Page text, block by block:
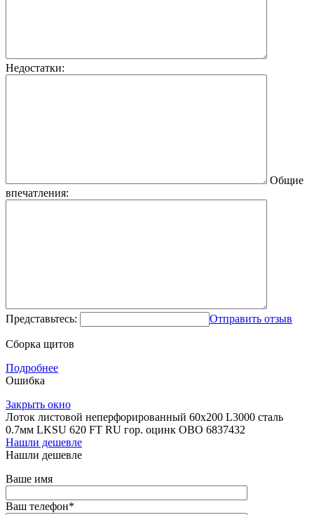
Недостатки:
Общие
впечатления:
Представьтесь: Отправить отзыв
Сборка щитов
Подробнее
Ошибка
Закрыть окно
Лоток листовой неперфорированный 60х200 L3000 сталь
0.7мм LKSU 620 FT RU гор. оцинк OBO 6837432
Нашли дешевле
Нашли дешевле
Ваше имя
Ваш телефон*